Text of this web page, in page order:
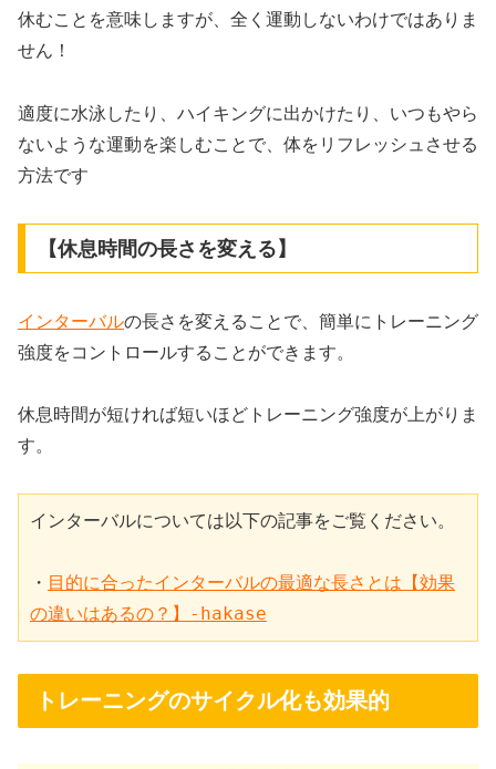
休むことを意味しますが、全く運動しないわけではありま
せん！
適度に水泳したり、ハイキングに出かけたり、いつもやら
ないような運動を楽しむことで、体をリフレッシュさせる
方法です
【休息時間の長さを変える】
インターバルの長さを変えることで、簡単にトレーニング
強度をコントロールすることができます。
休息時間が短ければ短いほどトレーニング強度が上がりま
す。
インターバルについては以下の記事をご覧ください。
・ 目的に合ったインターバルの最適な長さとは【効果
の違いはあるの？】-hakase
トレーニングのサイクル化も効果的